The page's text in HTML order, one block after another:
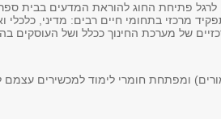
פתיחת החוג להוראת המדעים בבית ספר
ממלאים תפקיד מרכזי בתחומי חיים רבים: מדיני,
של מערכת החינוך ככלל ושל העוסקים
ומורים) ומפתחת חומרי לימוד למכשירים עצמם